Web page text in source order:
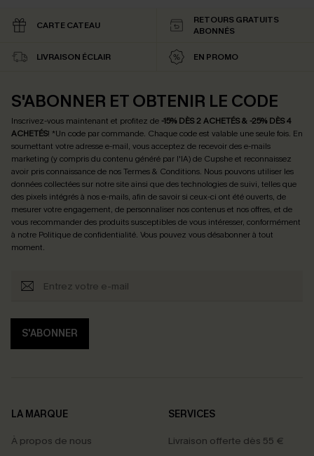
CARTE CATEAU
RETOURS GRATUITS
ABONNÉS
LIVRAISON ÉCLAIR EN PROMO
S'ABONNER ET OBTENIR LE CODE
Inscrivez-vous maintenant et profitez de -15% DÈS 2 ACHETÉS & -25% DÈS 4
ACHETÉS! *Un code par commande. Chaque code est valable une seule fois. En
soumettant votre adresse e-mail, vous acceptez de recevoir des e-mails
marketing (y compris du contenu généré par l'IA) de Cupshe et reconnaissez
avoir pris connaissance de nosTermes & Conditions. Nous pouvons utiliser les
données collectées sur notre site ainsi que des technologies de suivi, telles que
des pixels intégrés à nos e-mails, afin de savoir si ceux-ci ont été ouverts, de
mesurer votre engagement, de personnaliser nos contenus et nos offres, et de
vous recommander des produits susceptibles de vous intéresser, conformément
à notre Politique de confidentialité. Vous pouvez vous désabonner à tout
moment.
S'ABONNER
LA MARQUE
À propos de nous
SERVICES
Livraison offerte dès 55 €